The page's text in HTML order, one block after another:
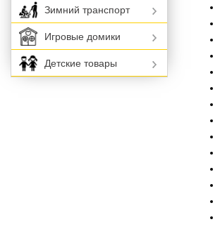
Зимний транспорт
Игровые домики
Детские товары